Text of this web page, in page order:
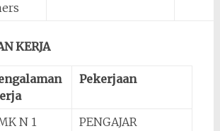
KERJA
Pekerjaan
N 1
PENGAJAR